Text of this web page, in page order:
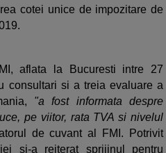
cotei unice de impozitare de
aflata la Bucuresti intre 27
consultari si a treia evaluare a
"a fost informata despre
pe viitor, rata TVA si nivelul
de cuvant al FMI. Potrivit
si-a reiterat sprijinul pentru